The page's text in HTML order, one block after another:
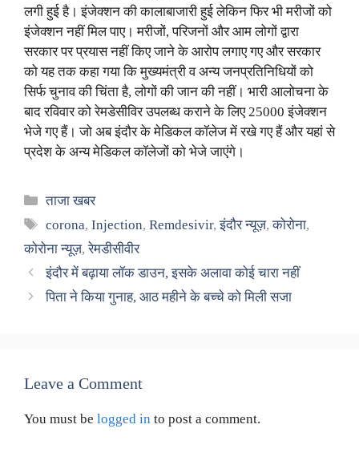
लगी हुई है। इंजेक्शन की कालाबाजारी हुई लेकिन फिर भी मरीजों को
इंजेक्शन नहीं मिल पाए। मरीजों, परिजनों और आम लोगों द्वारा
सरकार पर प्रयास नहीं किए जाने के आरोप लगाए गए और सरकार
को यह तक कहा गया कि मुख्यमंत्री व अन्य जनप्रतिनिधियों को
सिर्फ चुनाव की चिंता है, लोगों की जान की नहीं। भारी आलोचना के
बाद रविवार को रेमडेसीविर उपलब्ध कराने के लिए 25000 इंजेक्शन
भेजे गए हैं। जो अब इंदौर के मेडिकल कॉलेज में रखे गए हैं और यहां से
प्रदेश के अन्य मेडिकल कॉलेजों को भेजे जाएंगे।
Categories
ताजा खबर
Tags
corona,Injection,Remdesivir,इंदौर न्यूज़,कोरोना,
कोरोना न्यूज़,रेमडीसीवीर
इंदौर में बढ़ाया लॉक डाउन, इसके अलावा कोई चारा नहीं
पिता ने किया गुनाह, आठ महीने के बच्चे को मिली सजा
Leave a Comment
You must be logged in to post a comment.